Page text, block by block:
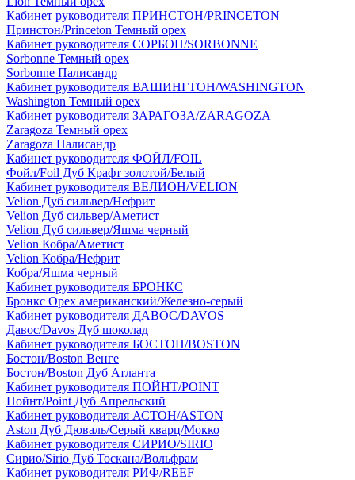
Кабинет руководителя ПРИНСТОН/PRINCETON
Принстон/Princeton Темный орех
Кабинет руководителя СОРБОН/SORBONNE
Sorbonne Темный орех
Sorbonne Палисандр
Кабинет руководителя ВАШИНГТОН/WASHINGTON
Washington Темный орех
Кабинет руководителя ЗАРАГОЗА/ZARAGOZA
Zaragoza Темный орех
Zaragoza Палисандр
Кабинет руководителя ФОЙЛ/FOIL
Фойл/Foil Дуб Крафт золотой/Белый
Кабинет руководителя ВЕЛИОН/VELION
Velion Дуб сильвер/Нефрит
Velion Дуб сильвер/Аметист
Velion Дуб сильвер/Яшма черный
Velion Кобра/Аметист
Velion Кобра/Нефрит
Кобра/Яшма черный
Кабинет руководителя БРОНКС
Бронкс Орех американский/Железно-серый
Кабинет руководителя ДАВОС/DAVOS
Давос/Davos Дуб шоколад
Кабинет руководителя БОСТОН/BOSTON
Бостон/Boston Венге
Бостон/Boston Дуб Атланта
Кабинет руководителя ПОЙНТ/POINT
Пойнт/Point Дуб Апрельский
Кабинет руководителя АСТОН/ASTON
Aston Дуб Дюваль/Серый кварц/Мокко
Кабинет руководителя СИРИО/SIRIO
Сирио/Sirio Дуб Тоскана/Вольфрам
Кабинет руководителя РИФ/REEF